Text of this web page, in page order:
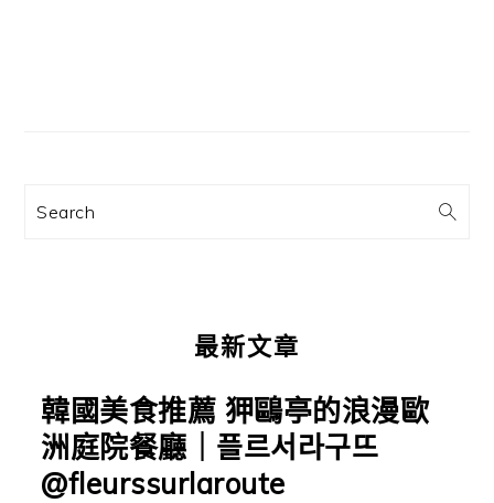
訊
Search
最新文章
韓國美食推薦 狎鷗亭的浪漫歐
洲庭院餐廳｜플르서라구뜨
@fleurssurlaroute